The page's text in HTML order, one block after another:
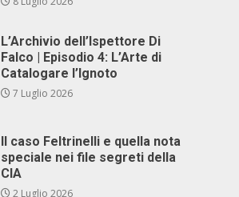
L’Archivio dell’Ispettore Di
Falco | Episodio 4: L’Arte di
Catalogare l’Ignoto
7 Luglio 2026
Il caso Feltrinelli e quella nota
speciale nei file segreti della
CIA
2 Luglio 2026